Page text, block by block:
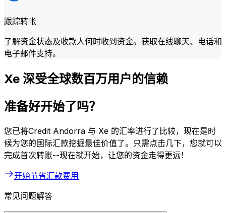
跟踪转帐
了解资金状态及收款人何时收到资金。获取在线聊天、电话和
电子邮件支持。
Xe 深受全球数百万用户的信赖
准备好开始了吗？
您已将Credit Andorra 与 Xe 的汇率进行了比较，现在是时
候为您的国际汇款挖掘最佳价值了。只需点击几下，您就可以
完成首次转账--现在就开始，让您的资金走得更远！
开始节省汇款费用
常见问题解答